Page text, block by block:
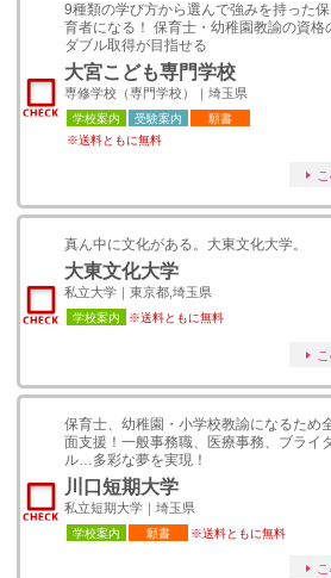
9種類の学び方から選んで強みを持った保
育者になる！ 保育士・幼稚園教諭の資格
ダブル取得が目指せる
大宮こども専門学校
専修学校（専門学校）｜埼玉県
学校案内 受験案内
願書
※送料ともに無料
真ん中に文化がある。大東文化大学。
大東文化大学
私立大学｜東京都,埼玉県
学校案内 ※送料ともに無料
保育士、幼稚園・小学校教諭になるため
面支援！一般事務職、医療事務、ブライ
ル…多彩な夢を実現！
川口短期大学
私立短期大学｜埼玉県
学校案内 願書 ※送料ともに無料